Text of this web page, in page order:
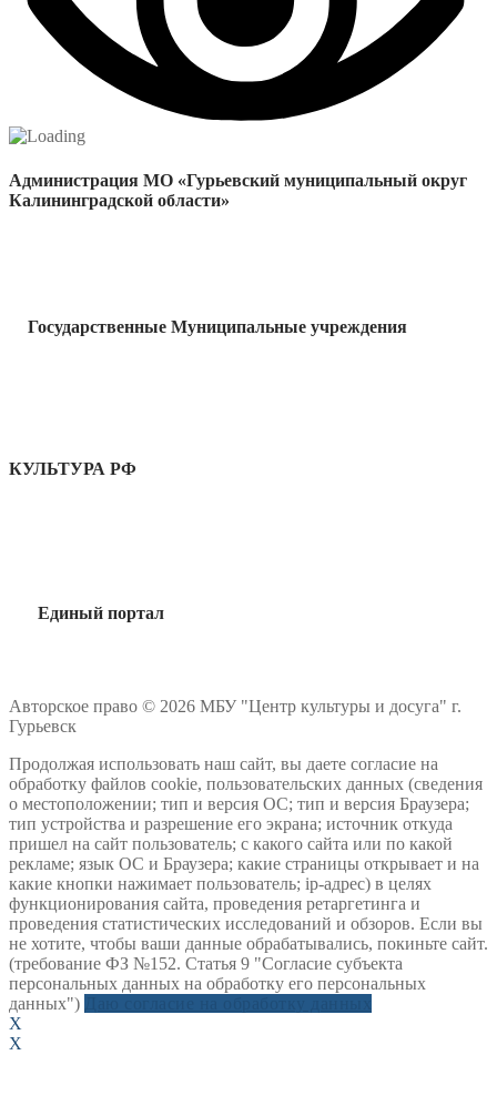
Администрация МО «Гурьевский муниципальный округ
Калининградской области»
Государственные Муниципальные учреждения
КУЛЬТУРА РФ
Единый портал
Авторское право © 2026 МБУ "Центр культуры и досуга" г.
Гурьевск
Продолжая использовать наш сайт, вы даете согласие на
обработку файлов cookie, пользовательских данных (сведения
о местоположении; тип и версия ОС; тип и версия Браузера;
тип устройства и разрешение его экрана; источник откуда
пришел на сайт пользователь; с какого сайта или по какой
рекламе; язык ОС и Браузера; какие страницы открывает и на
какие кнопки нажимает пользователь; ip-адрес) в целях
функционирования сайта, проведения ретаргетинга и
проведения статистических исследований и обзоров. Если вы
не хотите, чтобы ваши данные обрабатывались, покиньте сайт.
(требование ФЗ №152. Статья 9 "Согласие субъекта
персональных данных на обработку его персональных
данных")
X
X